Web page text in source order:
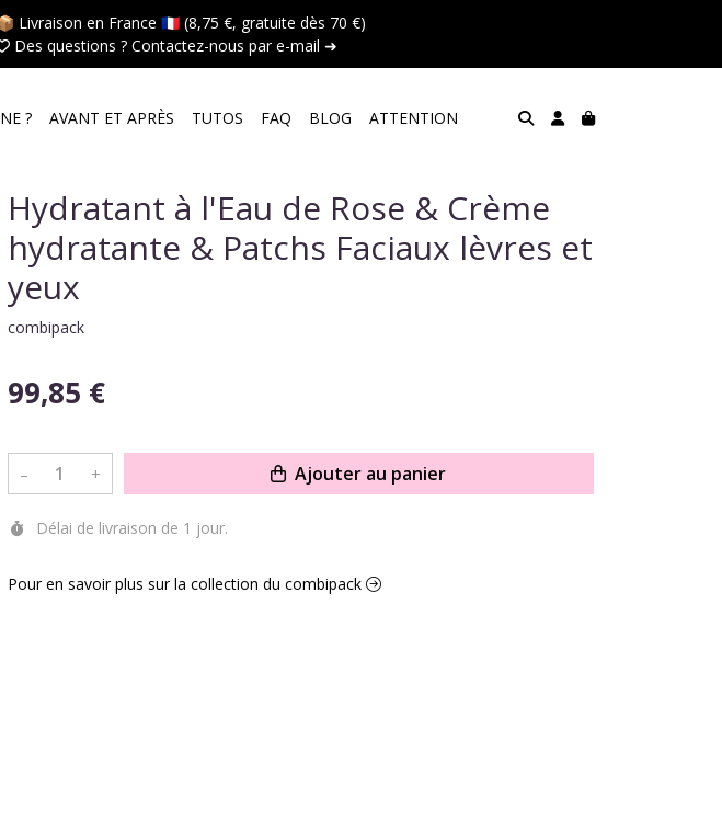
Livraison en France 🇫🇷 (8,75 €, gratuite dès 70 €)
Des questions ? Contactez-nous par e-mail ➜
? AVANT ET APRÈS TUTOS FAQ BLOG ATTENTION
Hydratant à l'Eau de Rose & Crème
hydratante & Patchs Faciaux lèvres et
yeux
combipack
99,85 €
– + Ajouter au panier
Délai de livraison de 1 jour.
Pour en savoir plus sur la collection du combipack